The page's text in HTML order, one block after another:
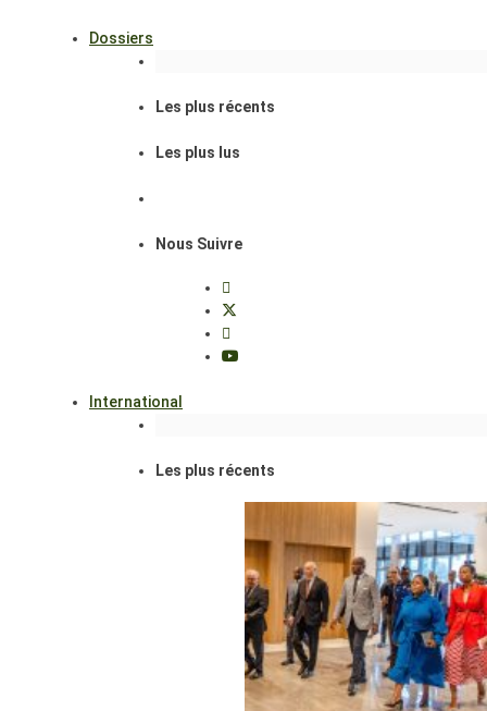
Dossiers
Les plus récents
Les plus lus
Nous Suivre
International
Les plus récents